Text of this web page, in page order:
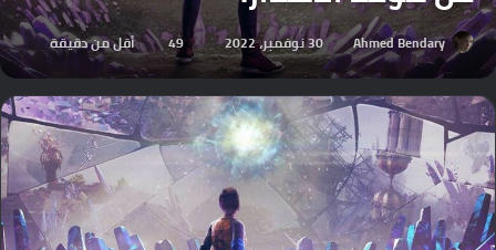
Ahmed Bendary 30 نوفمبر، 2022 49 أقل من دقيقة